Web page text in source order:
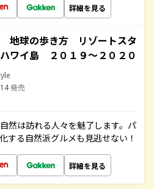
詳細を見る
地球の歩き方 リゾートスタ
ワイ島 ２０１９～２０２０
発売
然は訪れる人々を魅了します。パ
する自然派グルメも見逃せない！
詳細を見る